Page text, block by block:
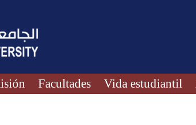
Facultades Vida estudiantil